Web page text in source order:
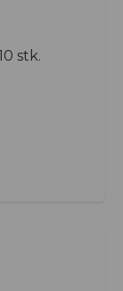
stk.